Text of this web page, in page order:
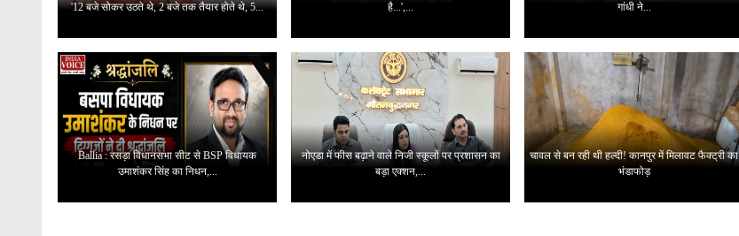
'12 बजे सोकर उठते थे, 2 बजे तक तैयार होते थे, 5...
है...',...
गांधी ने...
Ballia : रसड़ा विधानसभा सीट से BSP विधायक
उमाशंकर सिंह का निधन,...
नोएडा में फीस बढ़ाने वाले निजी स्कूलों पर प्रशासन का
बड़ा एक्शन,...
चावल से बन रही थी हल्दी! कानपुर में मिलावट फैक्ट्री का
भंडाफोड़